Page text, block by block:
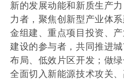
新的发展动能和新质生产
力者，聚焦创新型产业体
金组建、重点项目投资、
建设的参与者，共同推进
布局、低效片区开发；做
全面切入新能源技术攻关